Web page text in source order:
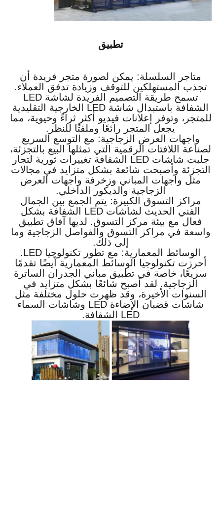
تطبيق
متاجر السلسلة: يمكن لصورة متجر فريدة أن
تجذب المستهلكين للتوقف وزيادة تدفق العملاء.
تسمح طريقة التصميم الفريدة لشاشة LED
الشفافة باستبدال شاشة LED الخارجية التقليدية
للمتجر، وتوفر إعلانات فيديو أكثر ثراءً وحيوية، مما
يجعل المتجر رائعًا وملفتًا للنظر.
واجهات العرض الزجاجية: مع التوسع السريع
لصناعة اللافتات الرقمية التي تمثلها البيع بالتجزئة،
جلبت شاشات LED الشفافة تغييرات ثورية لتجار
التجزئة وأصبحت شائعة بشكل متزايد في مجالات
مثل واجهات المباني وزخرفة واجهات العرض
الزجاجية والديكور الداخلي.
مراكز التسوق الكبيرة: يتم الجمع بين الجمال
الفني الحديث لشاشات LED الشفافة بشكل
فعال مع بيئة مركز التسوق. لديها آفاق تطبيق
واسعة في مراكز التسوق والفواصل الزجاجية وما
إلى ذلك.
الوسائط المعمارية: مع تطور تكنولوجيا LED.
أحرزت تكنولوجيا الوسائط المعمارية أيضًا تقدمًا
سريعًا، خاصة في تطبيق مباني الجدران الساترة
الزجاجية. لقد أصبح شائعًا بشكل متزايد في
السنوات الأخيرة، وقد ظهرت حلول مختلفة مثل
شاشات قضبان الإضاءة LED وشاشات السماء
LED الشفافة.